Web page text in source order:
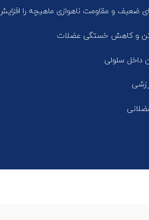
ضعیف و مقاومت ناهوازی ماهیچه را
و کاهش خستگی عضلات
داخل سلولی